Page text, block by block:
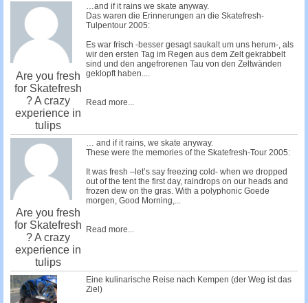
Are you fresh
for Skatefresh
? A crazy
experience in
tulips
…and if it rains we skate anyway.
Das waren die Erinnerungen an die Skatefresh-
Tulpentour 2005:
Es war frisch -besser gesagt saukalt um uns herum-, als
wir den ersten Tag im Regen aus dem Zelt gekrabbelt
sind und den angefrorenen Tau von den Zeltwänden
geklopft haben....
Read more...
Are you fresh
for Skatefresh
? A crazy
experience in
tulips
… and if it rains, we skate anyway.
These were the memories of the Skatefresh-Tour 2005:
It was fresh –let’s say freezing cold- when we dropped
out of the tent the first day, raindrops on our heads and
frozen dew on the gras. With a polyphonic Goede
morgen, Good Morning,...
Read more...
Eine kulinarische Reise nach Kempen (der Weg ist das
Ziel)